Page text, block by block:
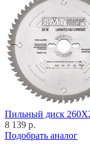
Пильный диск
8 139 р.
Подобрать аналог